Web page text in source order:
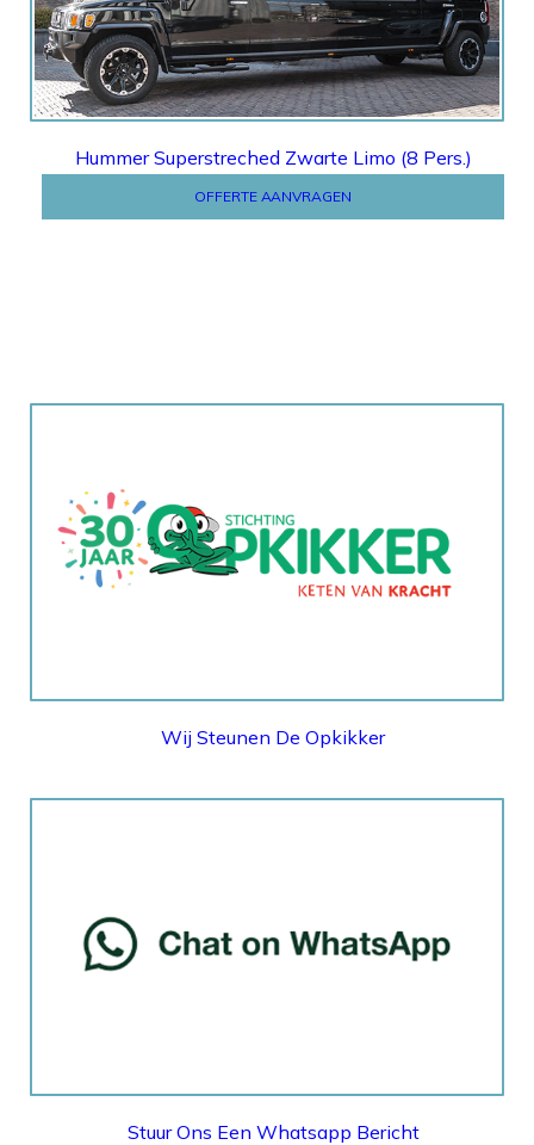
Hummer Superstreched Zwarte Limo (8 Pers.)
OFFERTE AANVRAGEN
STICHTING OPKIKKER
Wij Steunen De Opkikker
WHATSAPP
Stuur Ons Een Whatsapp Bericht